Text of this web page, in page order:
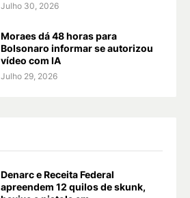
Julho 30, 2026
Moraes dá 48 horas para
Bolsonaro informar se autorizou
vídeo com IA
Julho 29, 2026
Denarc e Receita Federal
apreendem 12 quilos de skunk,